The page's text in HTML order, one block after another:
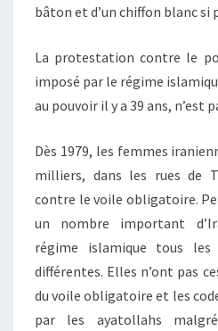
bâton et d’un chiffon blanc si
La protestation contre le
imposé par le régime
au pouvoir il y a 39 ans, n’est
Dès 1979, les femmes
milliers, dans les rues de
contre le voile obligatoire.
un nombre important
régime islamique tous
différentes. Elles n’ont pas
du voile obligatoire et les
par les ayatollahs